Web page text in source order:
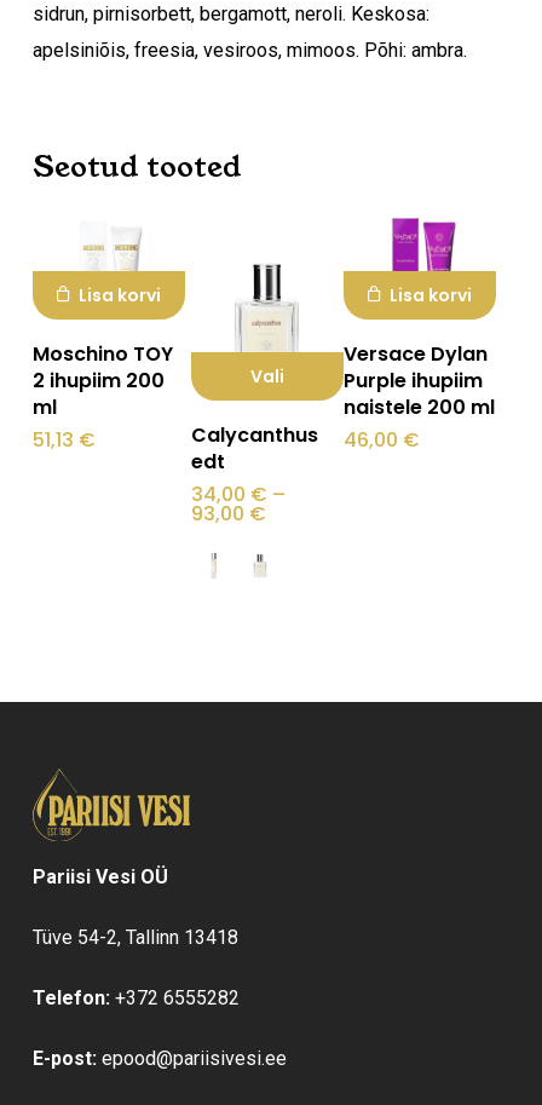
Ostukorvis ei ole tooteid.
sidrun, pirnisorbett, bergamott, neroli. Keskosa:
apelsiniõis, freesia, vesiroos, mimoos. Põhi: ambra.
Seotud tooted
Lisa korvi
Moschino TOY
2 ihupiim 200
ml
51,13 €
Vali
tootel
on
mitu
varianti.
tootelehel.
Calycanthus
edt
34,00 € –
93,00 €
93,00 €
Lisa korvi
Versace Dylan
Purple ihupiim
naistele 200 ml
46,00 €
Pariisi Vesi OÜ
Tüve 54-2, Tallinn 13418
Telefon: +372 6555282
E-post: epood@pariisivesi.ee